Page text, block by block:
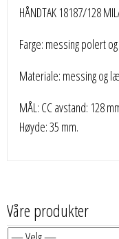
HÅNDTAK 18187/128
Farge: messing polert
Materiale: messing og
MÅL: CC avstand: 128
Høyde: 35 mm.
Våre produkter